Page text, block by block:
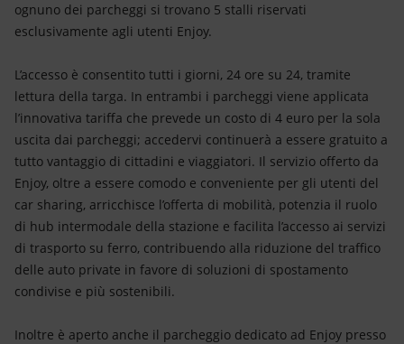
ognuno dei parcheggi si trovano 5 stalli riservati
esclusivamente agli utenti Enjoy.
L’accesso è consentito tutti i giorni, 24 ore su 24, tramite
lettura della targa. In entrambi i parcheggi viene applicata
l’innovativa tariffa che prevede un costo di 4 euro per la sola
uscita dai parcheggi; accedervi continuerà a essere gratuito a
tutto vantaggio di cittadini e viaggiatori. Il servizio offerto da
Enjoy, oltre a essere comodo e conveniente per gli utenti del
car sharing, arricchisce l’offerta di mobilità, potenzia il ruolo
di hub intermodale della stazione e facilita l’accesso ai servizi
di trasporto su ferro, contribuendo alla riduzione del traffico
delle auto private in favore di soluzioni di spostamento
condivise e più sostenibili.
Inoltre è aperto anche il parcheggio dedicato ad Enjoy presso